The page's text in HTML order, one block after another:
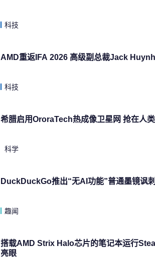
科技
AMD重返IFA 2026 高级副总裁Jack
科技
希腊启用OroraTech热成像卫星网 抢在人
科学
DuckDuckGo推出“无AI功能”普通墨镜讽
趣闻
搭载AMD Strix Halo芯片的笔记本运行
亮眼